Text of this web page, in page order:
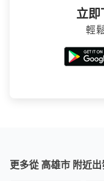
立
輕
更多從 高雄市 附近